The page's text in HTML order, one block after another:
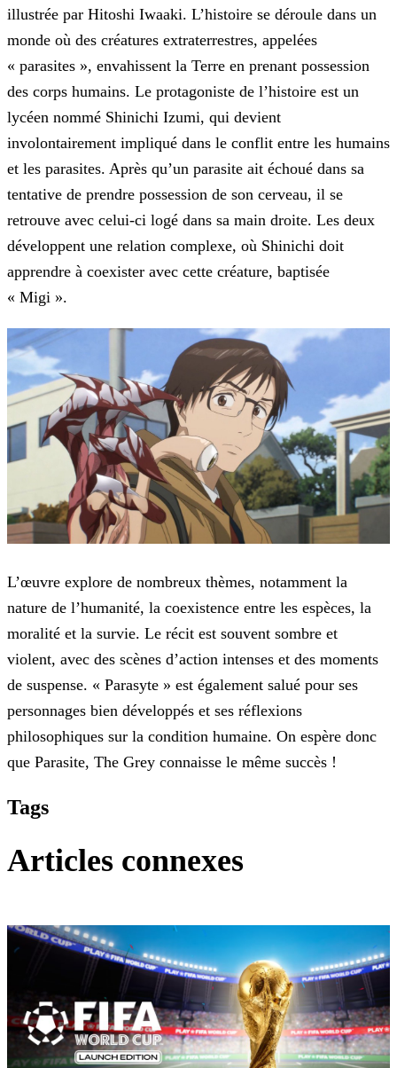
illustrée par Hitoshi Iwaaki. L’histoire se déroule dans un
monde où des créatures extraterrestres, appelées
« parasites », envahissent la Terre en prenant possession
des corps humains. Le protagoniste de l’histoire est un
lycéen nommé Shinichi Izumi, qui devient
involontairement impliqué dans le conflit entre les humains
et les parasites. Après qu’un parasite ait échoué dans sa
tentative de prendre possession de son cerveau, il se
retrouve avec celui-ci logé dans sa main droite. Les deux
développent une relation complexe, où Shinichi doit
apprendre à coexister avec cette créature, baptisée
« Migi ».
L’œuvre explore de nombreux thèmes, notamment la
nature de l’humanité, la coexistence entre les espèces, la
moralité et la survie. Le récit est souvent sombre et
violent, avec des scènes d’action intenses et des moments
de suspense. « Parasyte » est également salué pour ses
personnages bien développés et ses réflexions
philosophiques sur la condition humaine. On espère donc
que Parasite, The Grey connaisse le même succès !
Tags
Articles connexes